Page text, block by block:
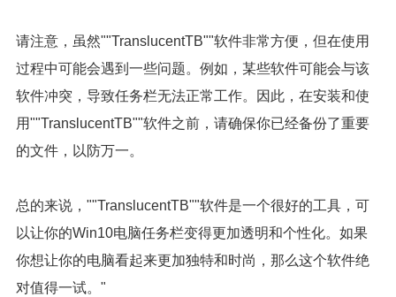
请注意，虽然""TranslucentTB""软件非常方便，但在使用
过程中可能会遇到一些问题。例如，某些软件可能会与该
软件冲突，导致任务栏无法正常工作。因此，在安装和使
用""TranslucentTB""软件之前，请确保你已经备份了重要
的文件，以防万一。
总的来说，""TranslucentTB""软件是一个很好的工具，可
以让你的Win10电脑任务栏变得更加透明和个性化。如果
你想让你的电脑看起来更加独特和时尚，那么这个软件绝
对值得一试。"